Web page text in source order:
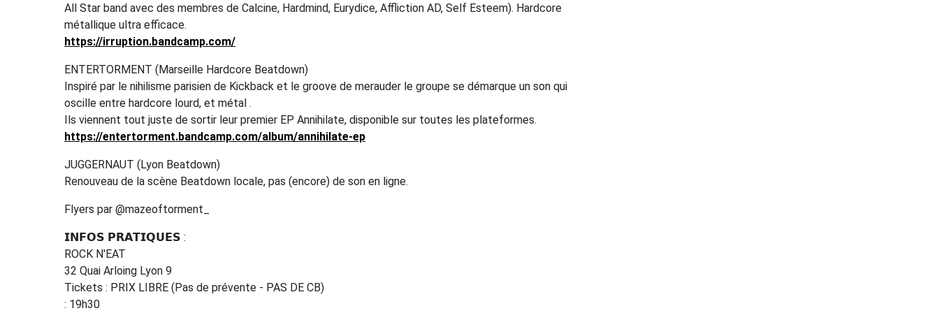
All Star band avec des membres de Calcine, Hardmind, Eurydice, Affliction AD, Self Esteem). Hardcore
métallique ultra efficace.
https://irruption.bandcamp.com/
ENTERTORMENT (Marseille Hardcore Beatdown)
Inspiré par le nihilisme parisien de Kickback et le groove de merauder le groupe se démarque un son qui
oscille entre hardcore lourd, et métal .
Ils viennent tout juste de sortir leur premier EP Annihilate, disponible sur toutes les plateformes.
https://entertorment.bandcamp.com/album/annihilate-ep
JUGGERNAUT (Lyon Beatdown)
Renouveau de la scène Beatdown locale, pas (encore) de son en ligne.
Flyers par @mazeoftorment_
𝗜𝗡𝗙𝗢𝗦 𝗣𝗥𝗔𝗧𝗜𝗤𝗨𝗘𝗦 :
ROCK N'EAT
32 Quai Arloing Lyon 9
Tickets : PRIX LIBRE (Pas de prévente - PAS DE CB)
: 19h30